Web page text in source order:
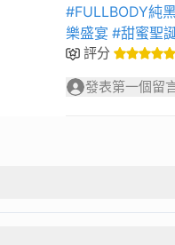
#FULLBODY純
樂盛宴 #甜蜜聖
評分
發表第一個留